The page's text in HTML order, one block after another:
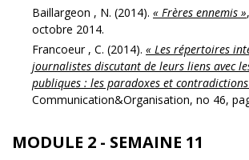
Baillargeon , N. (2014). « Frères ennemis »
octobre 2014.
Francoeur , C. (2014). « Les répertoires
journalistes discutant de leurs liens avec
publiques : les paradoxes et
Communication&Organisation, no 46,
MODULE 2 - SEMAINE 11